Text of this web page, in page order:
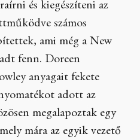
és kiegészíteni az
számos
ami még a New
fenn. Doreen
anyagait fekete
adott az
megalapoztak egy
mára az egyik vezető